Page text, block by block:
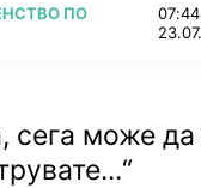
ПО
07:44
сега може да